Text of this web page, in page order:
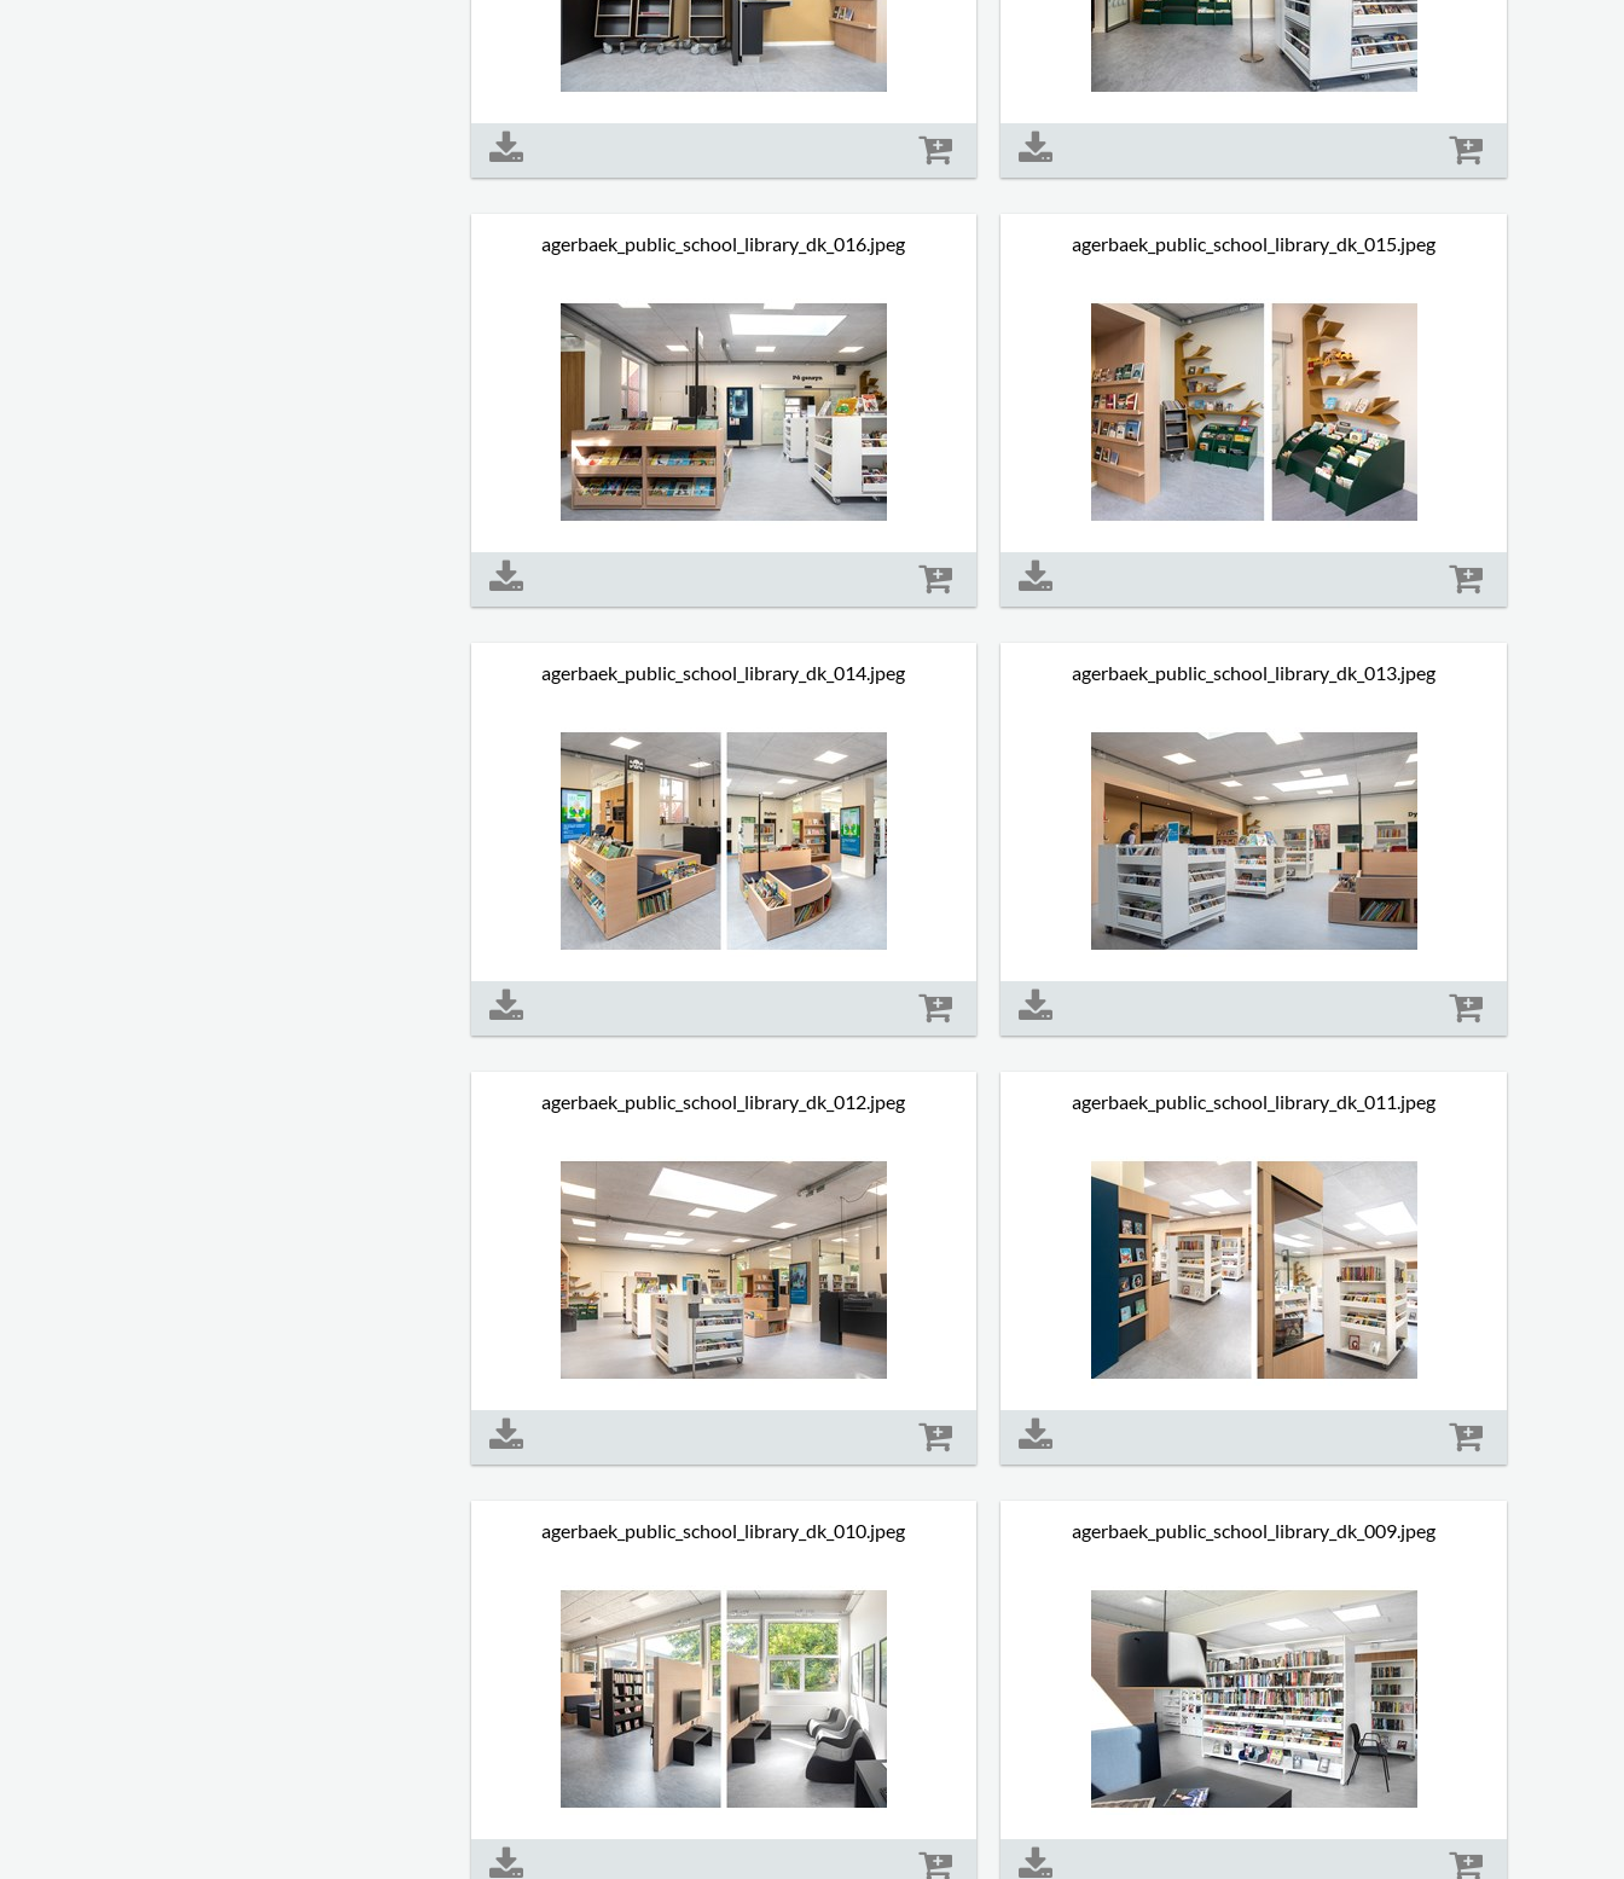
Størrelse: 1035 kb Størrelse: 1088 kb
agerbaek_public_school_library_dk_016.jpeg
Størrelse: 1108 kb
agerbaek_public_school_library_dk_015.jpeg
Størrelse: 1098 kb
agerbaek_public_school_library_dk_014.jpeg
Størrelse: 1227 kb
agerbaek_public_school_library_dk_013.jpeg
Størrelse: 1093 kb
agerbaek_public_school_library_dk_012.jpeg
Størrelse: 1054 kb
agerbaek_public_school_library_dk_011.jpeg
Størrelse: 1079 kb
agerbaek_public_school_library_dk_010.jpeg
Størrelse: 1212 kb
agerbaek_public_school_library_dk_009.jpeg
Størrelse: 1188 kb